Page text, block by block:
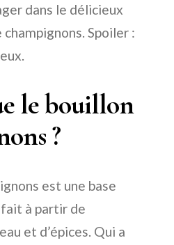
dans le délicieux
Spoiler :
le bouillon
?
est une base
à partir de
et d’épices. Qui a